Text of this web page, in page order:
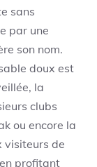
sans
par une
son nom.
doux est
la
clubs
ou encore la
visiteurs de
profitant